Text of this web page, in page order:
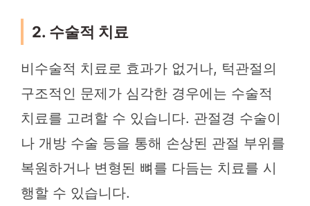
2. 수술적 치료
비수술적 치료로 효과가 없거나, 턱관절의
구조적인 문제가 심각한 경우에는 수술적
치료를 고려할 수 있습니다. 관절경 수술이
나 개방 수술 등을 통해 손상된 관절 부위를
복원하거나 변형된 뼈를 다듬는 치료를 시
행할 수 있습니다.